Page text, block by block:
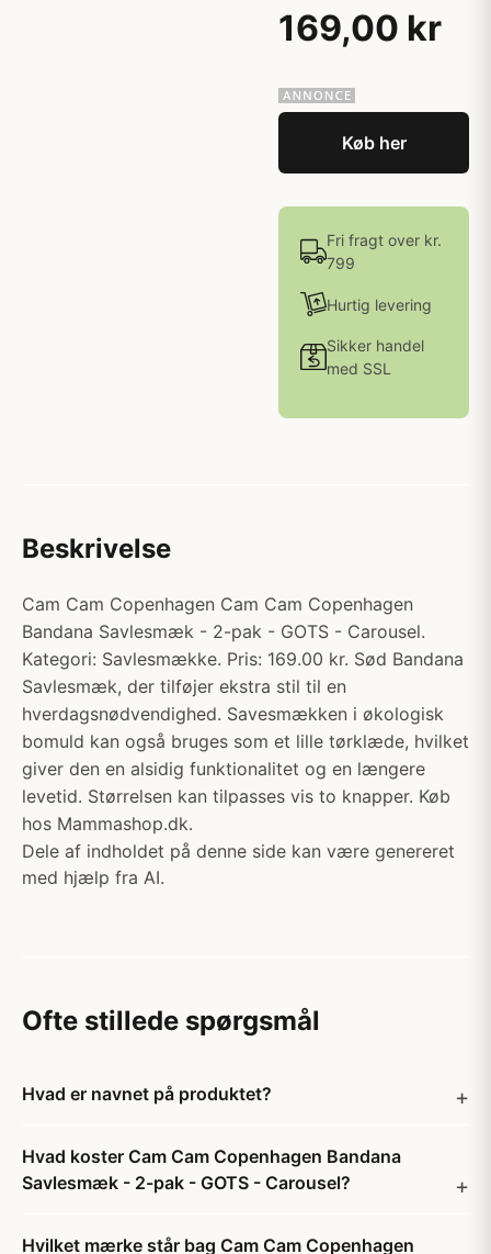
169,00 kr
Køb her
Fri fragt over kr.
799
Hurtig levering
Sikker handel
med SSL
Beskrivelse
Cam Cam Copenhagen Cam Cam Copenhagen
Bandana Savlesmæk - 2-pak - GOTS - Carousel.
Kategori: Savlesmække. Pris: 169.00 kr. Sød Bandana
Savlesmæk, der tilføjer ekstra stil til en
hverdagsnødvendighed. Savesmækken i økologisk
bomuld kan også bruges som et lille tørklæde, hvilket
giver den en alsidig funktionalitet og en længere
levetid. Størrelsen kan tilpasses vis to knapper. Køb
hos Mammashop.dk.
Dele af indholdet på denne side kan være genereret
med hjælp fra AI.
Ofte stillede spørgsmål
Hvad er navnet på produktet?
Hvad koster Cam Cam Copenhagen Bandana
Savlesmæk - 2-pak - GOTS - Carousel?
Hvilket mærke står bag Cam Cam Copenhagen